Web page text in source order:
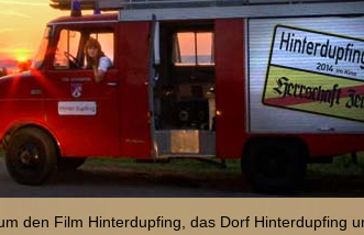
den Film Hinterdupfing, das Dorf Hinterdupfing